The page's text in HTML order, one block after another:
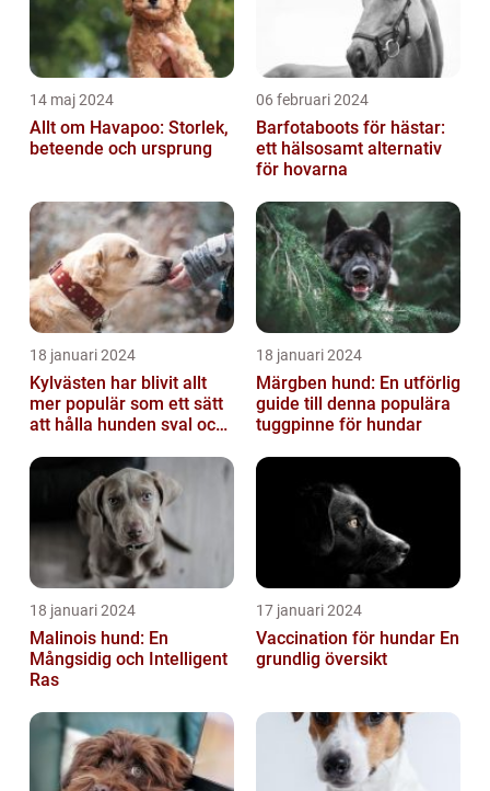
14 maj 2024
Allt om Havapoo: Storlek,
beteende och ursprung
06 februari 2024
Barfotaboots för hästar:
ett hälsosamt alternativ
för hovarna
18 januari 2024
Kylvästen har blivit allt
mer populär som ett sätt
att hålla hunden sval och
väde...
18 januari 2024
Märgben hund: En utförlig
guide till denna populära
tuggpinne för hundar
18 januari 2024
Malinois hund: En
Mångsidig och Intelligent
Ras
17 januari 2024
Vaccination för hundar En
grundlig översikt